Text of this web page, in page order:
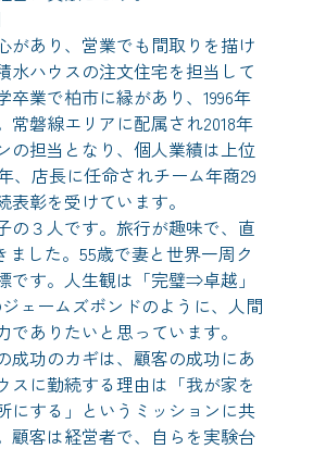
があり、営業でも間取りを描け
水ハウスの注文住宅を担当して
卒業で柏市に縁があり、1996年
常磐線エリアに配属され2018年
の担当となり、個人業績は上位
、店長に任命されチーム年商29
彰を受けています。
の３人です。旅行が趣味で、直
ました。55歳で妻と世界一周ク
です。人生観は「完璧⇒卓越」
ェームズボンドのように、人間
でありたいと思っています。
成功のカギは、顧客の成功にあ
スに勤続する理由は「我が家を
にする」というミッションに共
顧客は経営者で、自らを実験台